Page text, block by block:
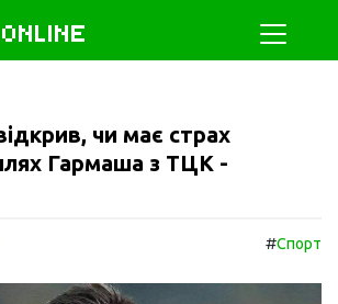
ONLINE
чи має страх
Гармаша з ТЦК -
#Спорт